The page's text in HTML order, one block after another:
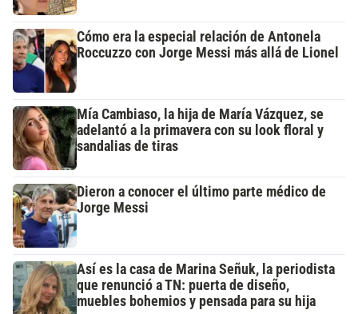
Cómo era la especial relación de Antonela
Roccuzzo con Jorge Messi más allá de Lionel
Mía Cambiaso, la hija de María Vázquez, se
adelantó a la primavera con su look floral y
sandalias de tiras
Dieron a conocer el último parte médico de
Jorge Messi
Así es la casa de Marina Señuk, la periodista
que renunció a TN: puerta de diseño,
muebles bohemios y pensada para su hija